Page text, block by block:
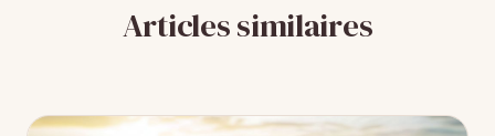
Articles similaires